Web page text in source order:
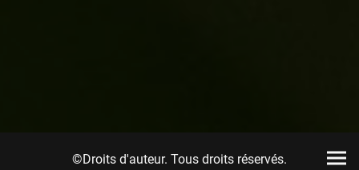
©Droits d'auteur. Tous droits réservés.